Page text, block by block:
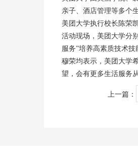
亲子、酒店管理等多个
美团大学执行校长陈荣
活动现场，美团大学分
服务”培养高素质技术技
穆荣均表示，美团大学
望，会有更多生活服务
上一篇：